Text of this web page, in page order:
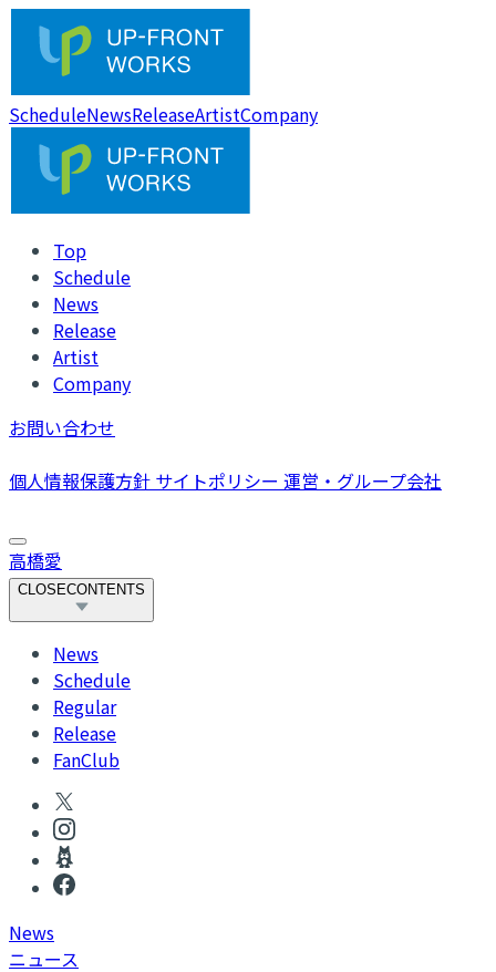
ScheduleNewsReleaseArtistCompany
Top
Schedule
News
Release
Artist
Company
お問い合わせ
個人情報保護方針 サイトポリシー 運営・グループ会社
高橋愛
CLOSECONTENTS
News
Schedule
Regular
Release
FanClub
News
ニュース